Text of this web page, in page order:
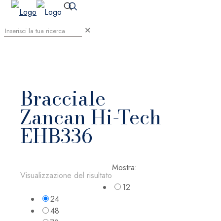
✕
Bracciale
Zancan Hi-Tech
EHB336
Visualizzazione del risultato
Mostra:
12
24
48